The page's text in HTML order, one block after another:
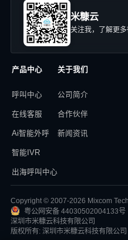
米糠云
关注我，了解更
产品中心
呼叫中心
在线客服
Ai智能外呼
智能IVR
出海呼叫中心
关于我们
公司简介
合作伙伴
新闻资讯
Copyright © 2007-2026 Mixcom
粤公网安备 44030502004133号
深圳市米糠云科技有限公司
版权所有: 深圳市米糠云科技有限公司